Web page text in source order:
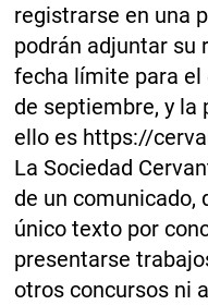
registrarse en una
podrán adjuntar su
fecha límite para el
de septiembre, y
ello es https://
La Sociedad
de un comunicado,
único texto por
presentarse
otros concursos ni